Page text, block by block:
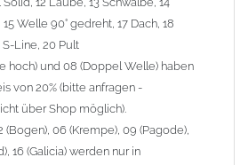
nach Zahlungseingang
wird kundenspezifisch
möglich!
auf das Bild klicken!
Welle 90° gedreht, 17 Dach, 18
S-Line, 20 Pult
hoch) und 08 (Doppel Welle) haben
von 20% (bitte anfragen -
über Shop möglich).
(Bogen), 06 (Krempe), 09 (Pagode),
16 (Galicia) werden nur in